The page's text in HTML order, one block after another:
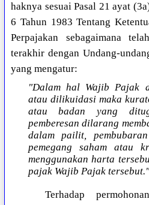
haknya sesuai Pasal 21 ayat
6 Tahun 1983 Tentang
Perpajakan sebagaimana
terakhir dengan Undang-
yang mengatur:
"Dalam hal Wajib Pajak
atau dilikuidasi maka
atau badan yang
pemberesan dilarang
dalam pailit,
pemegang saham atau
menggunakan harta
pajak Wajib Pajak tersebut."
Terhadap